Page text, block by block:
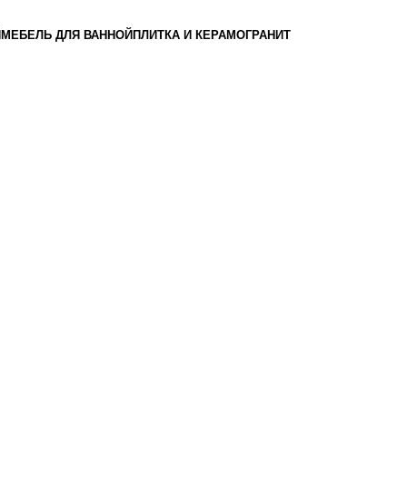
МЕБЕЛЬ ДЛЯ ВАННОЙ ПЛИТКА И КЕРАМОГРАНИТ